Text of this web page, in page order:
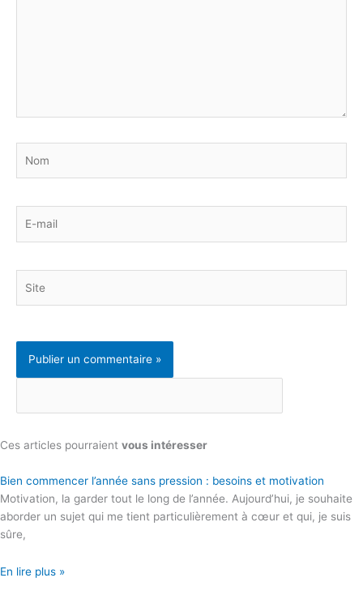
mail
Ces articles pourraient vous intéresser
Bien commencer l’année sans pression : besoins et motivation
Motivation, la garder tout le long de l’année. Aujourd’hui, je souhaite
aborder un sujet qui me tient particulièrement à cœur et qui, je suis
sûre,
En lire plus »